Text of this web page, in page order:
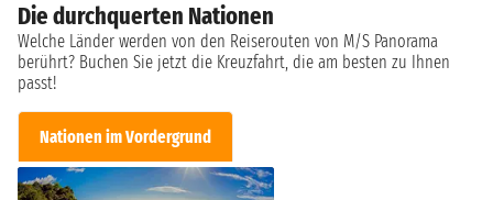
Die durchquerten Nationen
Welche Länder werden von den Reiserouten von M/S Panorama
berührt? Buchen Sie jetzt die Kreuzfahrt, die am besten zu Ihnen
passt!
Nationen im Vordergrund